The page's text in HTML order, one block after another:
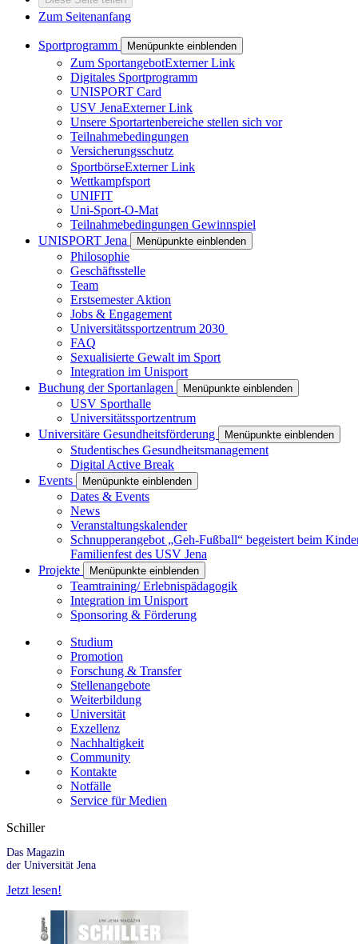
Zum Seitenanfang
Sportprogramm Menüpunkte einblenden
Zum SportangebotExterner Link
Digitales Sportprogramm
UNISPORT Card
USV JenaExterner Link
Unsere Sportartenbereiche stellen sich vor
Teilnahmebedingungen
Versicherungsschutz
SportbörseExterner Link
Wettkampfsport
UNIFIT
Uni-Sport-O-Mat
Teilnahmebedingungen Gewinnspiel
UNISPORT Jena
Menüpunkte einblenden
Philosophie
Geschäftsstelle
Team
Erstsemester Aktion
Jobs & Engagement
Universitätssportzentrum 2030
FAQ
Sexualisierte Gewalt im Sport
Integration im Unisport
Buchung der Sportanlagen
Menüpunkte einblenden
USV Sporthalle
Universitätssportzentrum
Universitäre Gesundheitsförderung
Menüpunkte einblenden
Studentisches Gesundheitsmanagement
Digital Active Break
Events
Menüpunkte einblenden
Dates & Events
News
Veranstaltungskalender
Schnupperangebot „Geh-Fußball“ begeistert beim
Familienfest des USV Jena
Projekte
Menüpunkte einblenden
Teamtraining/ Erlebnispädagogik
Integration im Unisport
Sponsoring & Förderung
Studium
Promotion
Forschung & Transfer
Stellenangebote
Weiterbildung
Universität
Exzellenz
Nachhaltigkeit
Community
Kontakte
Notfälle
Service für Medien
Schiller
Das Magazin
der Universität Jena
Jetzt lesen!